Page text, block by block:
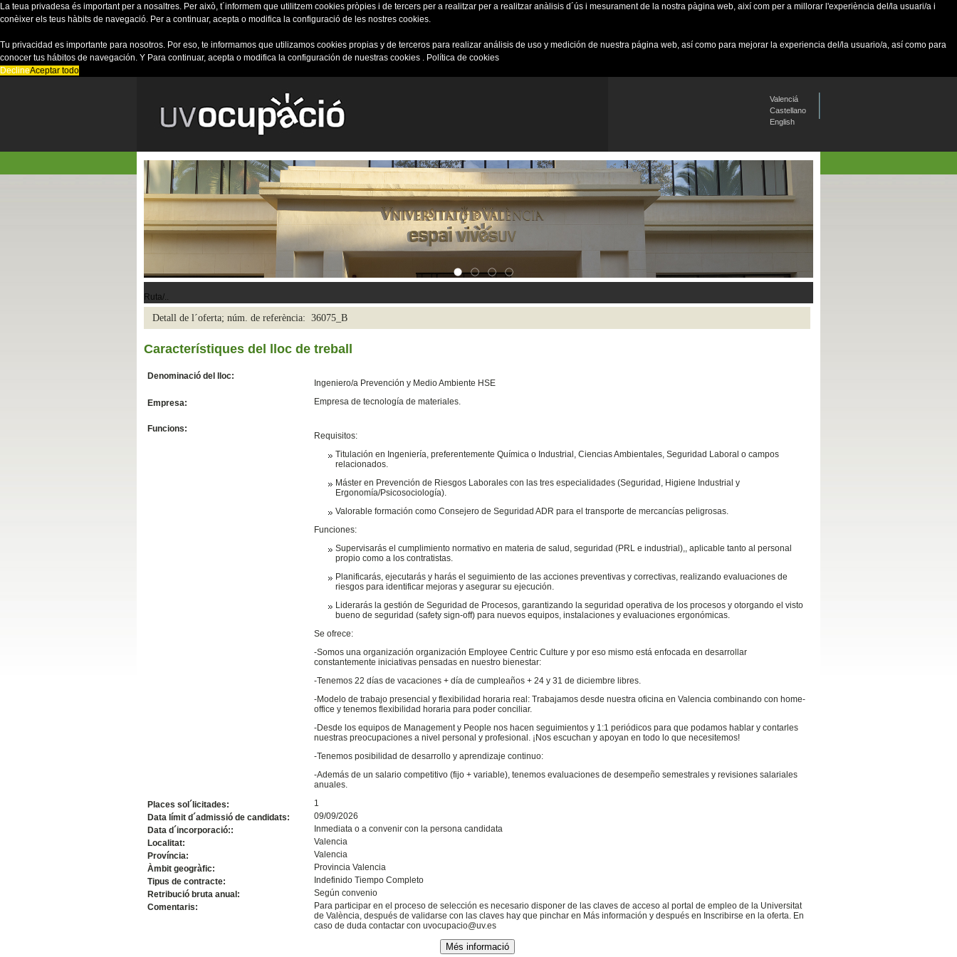
La teua privadesa és important per a nosaltres. Per això, t´informem que utilitzem cookies pròpies i de tercers per a realitzar per a realitzar anàlisis d´ús i mesurament de la nostra pàgina web, així com per a millorar l'experiència del/la usuari/a i
conèixer els teus hàbits de navegació. Per a continuar, acepta o modifica la configuració de les nostres cookies.
Tu privacidad es importante para nosotros. Por eso, te informamos que utilizamos cookies propias y de terceros para realizar análisis de uso y medición de nuestra página web, así como para mejorar la experiencia del/la usuario/a, así como para
conocer tus hábitos de navegación. Y Para continuar, acepta o modifica la configuración de nuestras cookies . Política de cookies
DeclineAceptar todo
Valenciá
Castellano
English
Slide32
Ruta/..
Detall de l´oferta; núm. de referència: 36075_B
Característiques del lloc de treball
Denominació del lloc:
Ingeniero/a Prevención y Medio Ambiente HSE
Empresa:
Empresa de tecnología de materiales.
Funcions:
Requisitos:
Titulación en Ingeniería, preferentemente Química o Industrial, Ciencias Ambientales, Seguridad Laboral o campos
relacionados.
Máster en Prevención de Riesgos Laborales con las tres especialidades (Seguridad, Higiene Industrial y
Ergonomía/Psicosociología).
Valorable formación como Consejero de Seguridad ADR para el transporte de mercancías peligrosas.
Funciones:
Supervisarás el cumplimiento normativo en materia de salud, seguridad (PRL e industrial),, aplicable tanto al personal
propio como a los contratistas.
Planificarás, ejecutarás y harás el seguimiento de las acciones preventivas y correctivas, realizando evaluaciones de
riesgos para identificar mejoras y asegurar su ejecución.
Liderarás la gestión de Seguridad de Procesos, garantizando la seguridad operativa de los procesos y otorgando el visto
bueno de seguridad (safety sign-off) para nuevos equipos, instalaciones y evaluaciones ergonómicas.
Se ofrece:
-Somos una organización organización Employee Centric Culture y por eso mismo está enfocada en desarrollar
constantemente iniciativas pensadas en nuestro bienestar:
-Tenemos 22 días de vacaciones + día de cumpleaños + 24 y 31 de diciembre libres.
-Modelo de trabajo presencial y flexibilidad horaria real: Trabajamos desde nuestra oficina en Valencia combinando con home-
office y tenemos flexibilidad horaria para poder conciliar.
-Desde los equipos de Management y People nos hacen seguimientos y 1:1 periódicos para que podamos hablar y contarles
nuestras preocupaciones a nivel personal y profesional. ¡Nos escuchan y apoyan en todo lo que necesitemos!
-Tenemos posibilidad de desarrollo y aprendizaje continuo:
-Además de un salario competitivo (fijo + variable), tenemos evaluaciones de desempeño semestrales y revisiones salariales
anuales.
Places sol´licitades:
1
Data límit d´admissió de candidats:
09/09/2026
Data d´incorporació::
Inmediata o a convenir con la persona candidata
Localitat:
Valencia
Província:
Valencia
Àmbit geogràfic:
Provincia Valencia
Tipus de contracte:
Indefinido Tiempo Completo
Retribució bruta anual:
Según convenio
Comentaris:
Para participar en el proceso de selección es necesario disponer de las claves de acceso al portal de empleo de la Universitat
de València, después de validarse con las claves hay que pinchar en Más información y después en Inscribirse en la oferta. En
caso de duda contactar con uvocupacio@uv.es